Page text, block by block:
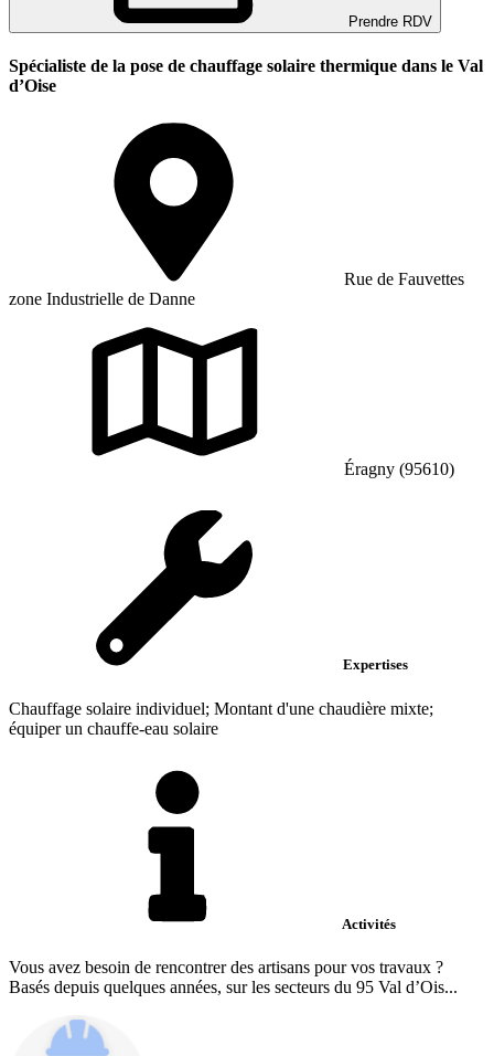
Prendre RDV
Spécialiste de la pose de chauffage solaire thermique dans le Val
d’Oise
Rue de Fauvettes
zone Industrielle de Danne
Éragny (95610)
Expertises
Chauffage solaire individuel; Montant d'une chaudière mixte;
équiper un chauffe-eau solaire
Activités
Vous avez besoin de rencontrer des artisans pour vos travaux ?
Basés depuis quelques années, sur les secteurs du 95 Val d’Ois...